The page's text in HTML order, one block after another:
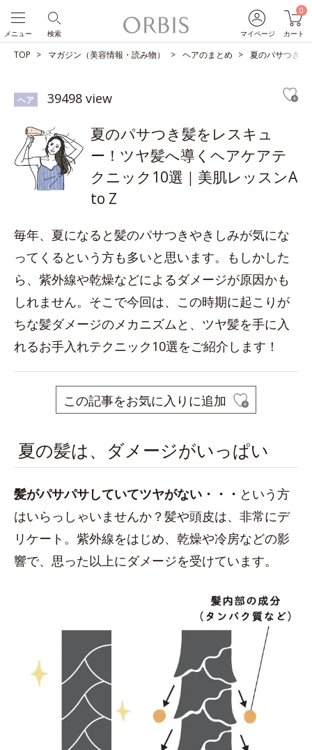
マイページ
0
カート
検索
メニュー
TOP マガジン（美容情報・読み物） ヘアのまとめ 夏のパサつき髪
ヘア 39498 view
夏のパサつき髪をレスキュ
ー！ツヤ髪へ導くヘアケアテ
クニック10選｜美肌レッスンA
to Z
毎年、夏になると髪のパサつきやきしみが気にな
ってくるという方も多いと思います。もしかした
ら、紫外線や乾燥などによるダメージが原因かも
しれません。そこで今回は、この時期に起こりが
ちな髪ダメージのメカニズムと、ツヤ髪を手に入
れるお手入れテクニック10選をご紹介します！
この記事をお気に入りに追加
夏の髪は、ダメージがいっぱい
髪がパサパサしていてツヤがない・・ ・ という方
はいらっしゃいませんか？髪や頭皮は、非常にデ
リケート。紫外線をはじめ、乾燥や冷房などの影
響で、思った以上にダメージを受けています。